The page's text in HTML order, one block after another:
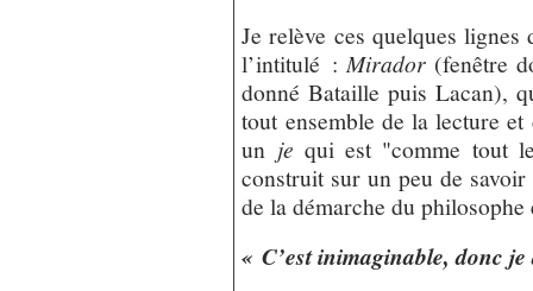
Je relève ces quelques
l’intitulé : Mirador(fenêtre
donné Bataille puis Lacan),
tout ensemble de la lecture
un je qui est "comme tout
construit sur un peu de
de la démarche du
« C’est inimaginable, donc